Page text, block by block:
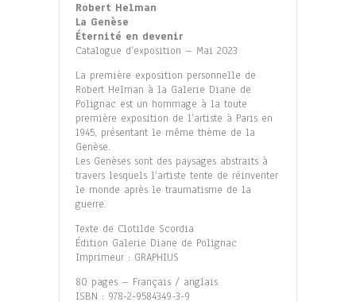
Robert Helman
La Genèse
Éternité en devenir
Catalogue d’exposition – Mai 2023
La première exposition personnelle de
Robert Helman à la Galerie Diane de
Polignac est un hommage à la toute
première exposition de l’artiste à Paris en
1945, présentant le même thème de la
Genèse.
Les Genèses sont des paysages abstraits à
travers lesquels l’artiste tente de réinventer
le monde après le traumatisme de la
guerre.
Texte de Clotilde Scordia
Édition Galerie Diane de Polignac
Imprimeur : GRAPHIUS
80 pages – Français / anglais
ISBN : 978-2-9584349-3-9